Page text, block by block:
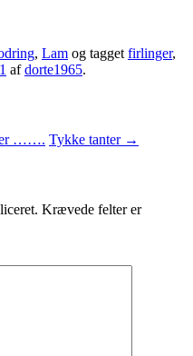
, Lam og tagget firlinger,
afdorte1965.
……. Tykke tanter →
Krævede felter er